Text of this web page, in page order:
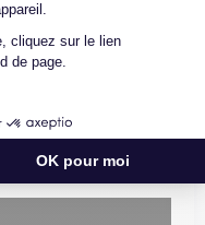
cliquez sur le lien
de page.
OK pour moi
en France,
et d’un service après-
techniques.